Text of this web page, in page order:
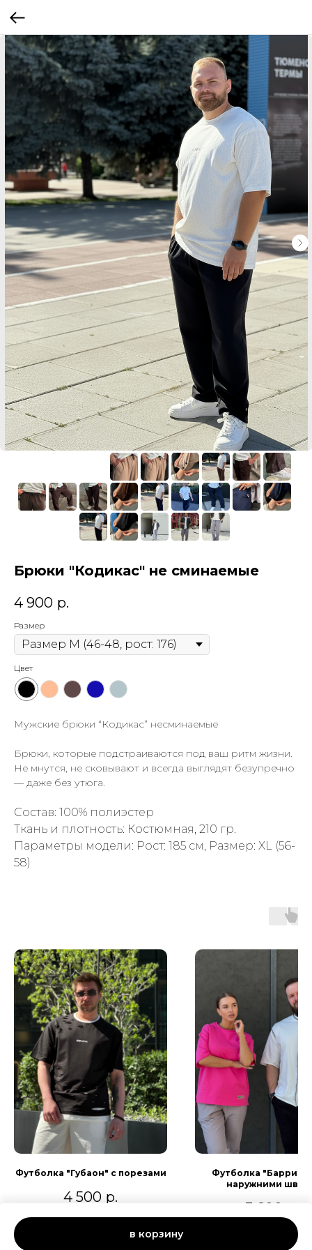
Брюки "Кодикас" не сминаемые
4 900 р.
Размер
Цвет
в корзину
Мужские брюки “Кодикас” несминаемые
Брюки, которые подстраиваются под ваш ритм жизни.
Не мнутся, не сковывают и всегда выглядят безупречно
— даже без утюга.
Состав: 100% полиэстер
Ткань и плотность: Костюмная, 210 гр.
Параметры модели: Рост: 185 см, Размер: XL (56-
58)
Футболка "Губаон" с порезами
4 500 р.
Футболка "Баррио
наружними
3 600